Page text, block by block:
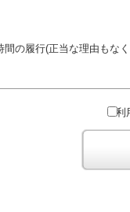
間の履行(正当な理由も
ための政治教育その他の
ための宗教教育その他
動をアピールする活動等)
利